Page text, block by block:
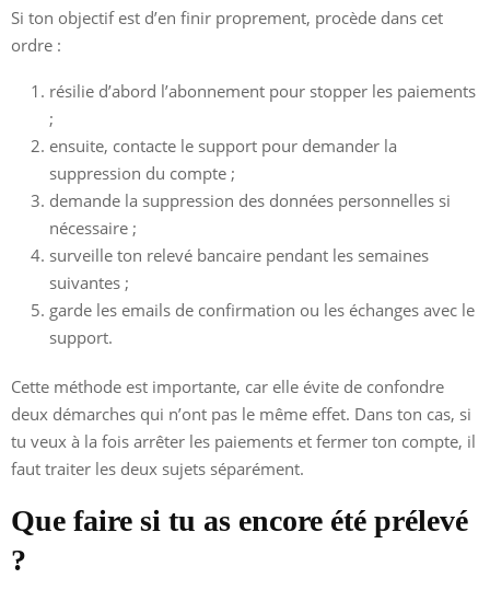
Si ton objectif est d’en finir proprement, procède dans cet
ordre :
résilie d’abord l’abonnement pour stopper les paiements
;
ensuite, contacte le support pour demander la
suppression du compte ;
demande la suppression des données personnelles si
nécessaire ;
surveille ton relevé bancaire pendant les semaines
suivantes ;
garde les emails de confirmation ou les échanges avec le
support.
Cette méthode est importante, car elle évite de confondre
deux démarches qui n’ont pas le même effet. Dans ton cas, si
tu veux à la fois arrêter les paiements et fermer ton compte, il
faut traiter les deux sujets séparément.
Que faire si tu as encore été prélevé
?